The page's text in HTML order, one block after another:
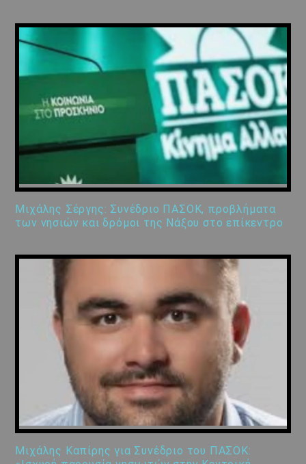
Μιχάλης Σέργης: Συνέδριο ΠΑΣΟΚ, προβλήματα
των νησιών και δρόμοι της Νάξου στο επίκεντρο
Μιχάλης Καπίρης για Συνέδριο του ΠΑΣΟΚ: